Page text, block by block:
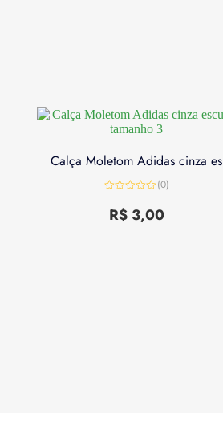
Calça Moletom Adidas cinza es
de
(0)
R$3,00